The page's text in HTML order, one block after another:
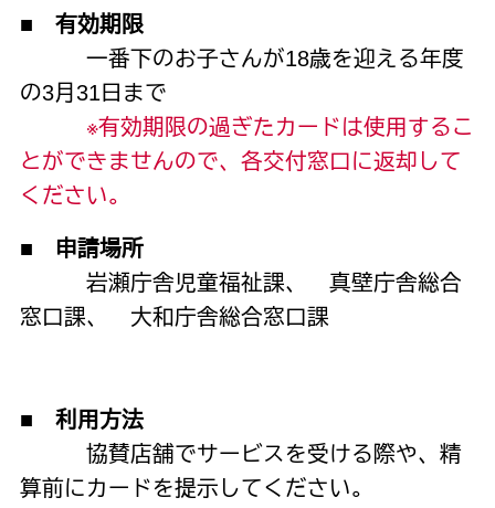
■ 有効期限
一番下のお子さんが18歳を迎える年度
の3月 31 日まで
※有効期限の過ぎたカードは使用するこ
とができませんので、各交付窓口に返却して
ください。
■ 申請場所
岩瀬庁舎児童福祉課、 真壁庁舎総合
窓口課、 大和庁舎総合窓口課
■ 利用方法
協賛店舗でサービスを受ける際や、精
算前にカードを提示してください。